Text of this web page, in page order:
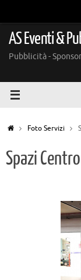
contenuto
AS Eventi &
Pubblicità -
HomeFoto Servizi
Spazi